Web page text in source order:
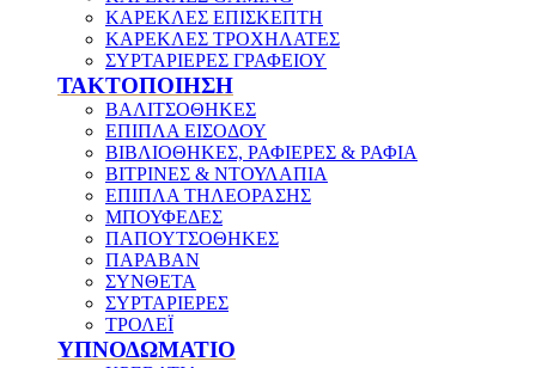
ΚΑΡΕΚΛΕΣ ΕΠΙΣΚΕΠΤΗ
ΚΑΡΕΚΛΕΣ ΤΡΟΧΗΛΑΤΕΣ
ΣΥΡΤΑΡΙΕΡΕΣ ΓΡΑΦΕΙΟΥ
ΤΑΚΤΟΠΟΙΗΣΗ
ΒΑΛΙΤΣΟΘΗΚΕΣ
ΕΠΙΠΛΑ ΕΙΣΟΔΟΥ
ΒΙΒΛΙΟΘΗΚΕΣ, ΡΑΦΙΕΡΕΣ & ΡΑΦΙΑ
ΒΙΤΡΙΝΕΣ & ΝΤΟΥΛΑΠΙΑ
ΕΠΙΠΛΑ ΤΗΛΕΟΡΑΣΗΣ
ΜΠΟΥΦΕΔΕΣ
ΠΑΠΟΥΤΣΟΘΗΚΕΣ
ΠΑΡΑΒΑΝ
ΣΥΝΘΕΤΑ
ΣΥΡΤΑΡΙΕΡΕΣ
ΤΡΟΛΕΪ
ΥΠΝΟΔΩΜΑΤΙΟ